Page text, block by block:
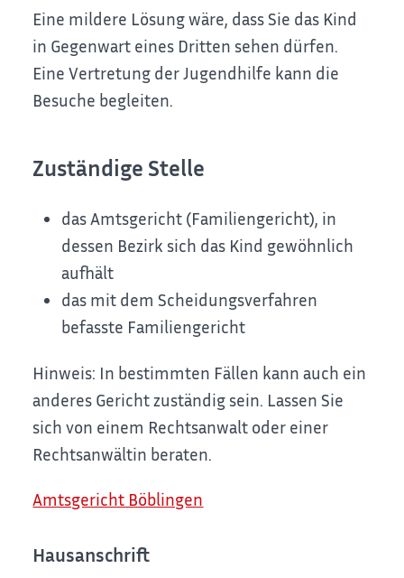
Eine mildere Lösung wäre, dass Sie das Kind
in Gegenwart eines Dritten sehen dürfen.
Eine Vertretung der Jugendhilfe kann die
Besuche begleiten.
Zuständige Stelle
das Amtsgericht (Familiengericht), in
dessen Bezirk sich das Kind gewöhnlich
aufhält
das mit dem Scheidungsverfahren
befasste Familiengericht
Hinweis: In bestimmten Fällen kann auch ein
anderes Gericht zuständig sein. Lassen Sie
sich von einem Rechtsanwalt oder einer
Rechtsanwältin beraten.
Amtsgericht Böblingen
Hausanschrift